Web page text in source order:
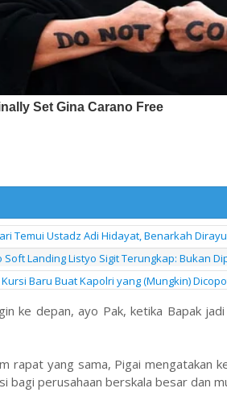
Temui Ustadz Adi Hidayat, Benarkah
Soft Landing Listyo Sigit Terungkap: Bukan
Baru Buat Kapolri yang (Mungkin)
ke depan, ayo Pak, ketika Bapak
rapat yang sama, Pigai mengatakan
bagi perusahaan berskala besar dan